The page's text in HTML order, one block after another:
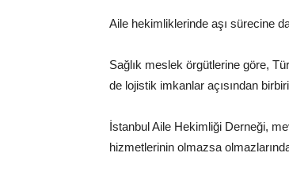
Aile hekimliklerinde aşı sürecine
Sağlık meslek örgütlerine göre,
de lojistik imkanlar açısından
İstanbul Aile Hekimliği Derneği,
hizmetlerinin olmazsa